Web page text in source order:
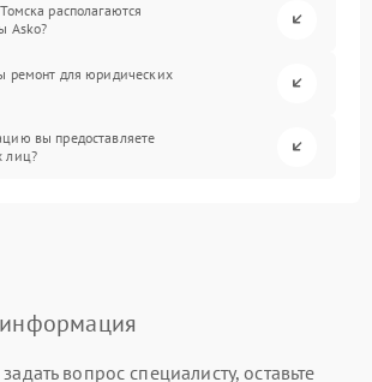
располагаются
Asko?
ремонт для юридических
вы предоставляете
лиц?
вопрос специалисту, оставьте